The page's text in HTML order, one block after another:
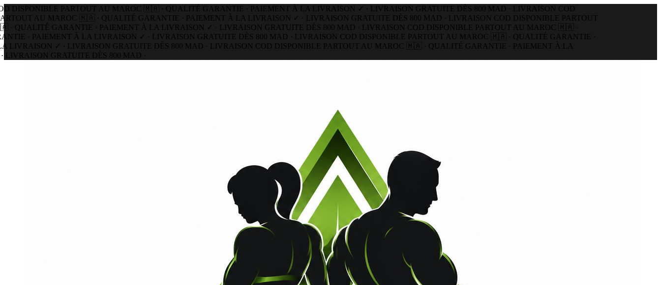
PARTOUT AU MAROC 🇲🇦 · QUALITÉ GARANTIE · PAIEMENT À LA LIVRAISON ✓ · LIVRAISON GRATUITE DÈS 800 MAD · LIVRAISON COD
AU MAROC 🇲🇦 · QUALITÉ GARANTIE · PAIEMENT À LA LIVRAISON ✓ · LIVRAISON GRATUITE DÈS 800 MAD · LIVRAISON COD DISPONIBLE PARTOUT
GARANTIE · PAIEMENT À LA LIVRAISON ✓ · LIVRAISON GRATUITE DÈS 800 MAD · LIVRAISON COD DISPONIBLE PARTOUT AU MAROC 🇲🇦 ·
· PAIEMENT À LA LIVRAISON ✓ · LIVRAISON GRATUITE DÈS 800 MAD · LIVRAISON COD DISPONIBLE PARTOUT AU MAROC 🇲🇦 · QUALITÉ GARANTIE ·
✓ · LIVRAISON GRATUITE DÈS 800 MAD · LIVRAISON COD DISPONIBLE PARTOUT AU MAROC 🇲🇦 · QUALITÉ GARANTIE · PAIEMENT À LA
GRATUITE DÈS 800 MAD ·